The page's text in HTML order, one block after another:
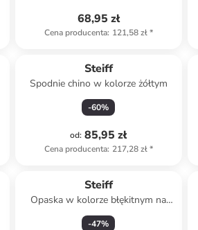
68,95 zł
Cena producenta: 121,58 zł*
Steiff
Spodnie chino w kolorze żółtym
-60%
od: 85,95 zł
Cena producenta: 217,28 zł*
Steiff
Opaska w kolorze błękitnym na
czoło
-47%